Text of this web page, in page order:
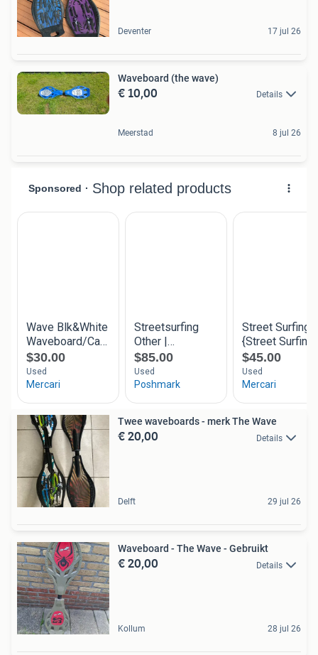
Deventer 17 jul 26
Waveboard (the wave)
€ 10,00 Details
Meerstad 8 jul 26
Twee waveboards - merk The Wave
€ 20,00 Details
Delft 29 jul 26
Waveboard - The Wave - Gebruikt
€ 20,00 Details
Kollum 28 jul 26